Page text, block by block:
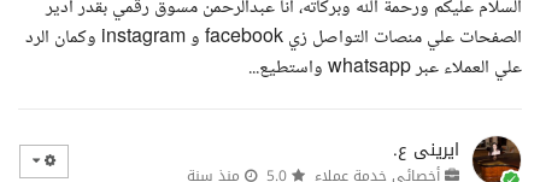
السلام عليكم ورحمة الله وبركاته، انا عبدالرحمن مسوق رقمي بقدر ادير
الصفحات علي منصات التواصل زي facebook و instagram وكمان الرد
علي العملاء عبر whatsapp واستطيع...
ايرينى ع.
أخصائي خدمة عملاء منذ سنة